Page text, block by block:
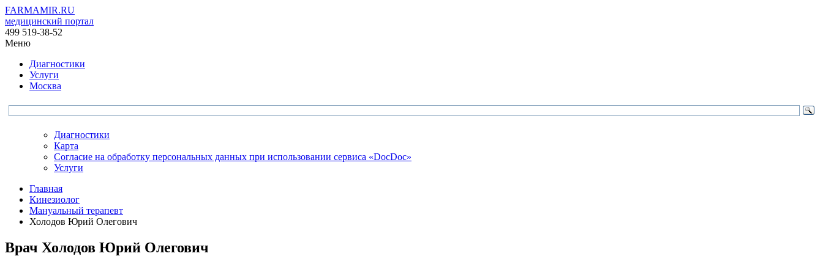
FARMAMIR.RU
медицинский портал
499 519-38-52
Меню
Диагностики
Услуги
Москва
Диагностики
Карта
Согласие на обработку персональных данных при использовании сервиса «DocDoc»
Услуги
Главная
Кинезиолог
Мануальный терапевт
Холодов Юрий Олегович
Врач Холодов Юрий Олегович